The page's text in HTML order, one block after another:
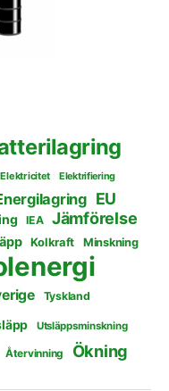
Elektricitet Elektrifiering
EU
IEA Jämförelse
Kolkraft Minskning
Tyskland
Utsläppsminskning
Återvinning Ökning